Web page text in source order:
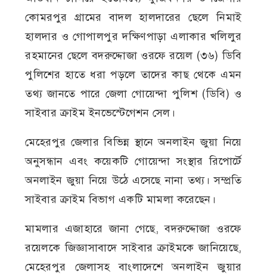
কোমরপুর গ্রামের বাদল হালদারের ছেলে নিমাই
হালদার ও গোপালপুর দক্ষিণপাড়া এলাকার খলিলুর
রহমানের ছেলে বদরুদ্দোজা ওরফে রয়েল (৩৬) ডিবি
পুলিশের হাতে ধরা পড়লে তাদের কাছ থেকে এমন
তথ্য জানতে পারে জেলা গোয়েন্দা পুলিশ (ডিবি) ও
সাইবার ক্রাইম ইনভেস্টেগেশন সেল।
মেহেরপুর জেলার বিভিন্ন স্থানে অনলাইন জুয়া নিয়ে
অনুসন্ধান এবং কয়েকটি গোয়েন্দা সংস্থার রিপোর্টে
অনলাইন জুয়া নিয়ে উঠে এসেছে নানা তথ্য। সম্প্রতি
সাইবার ক্রাইম বিভাগ একটি মামলা করেছেন।
মামলার এজাহারে জানা গেছে, বদরুদ্দোজা ওরফে
রয়েলকে জিজ্ঞাসাবাদে সাইবার ক্রাইমকে জানিয়েছে,
মেহেরপুর জেলাসহ বাংলাদেশে অনলাইন জুয়ার